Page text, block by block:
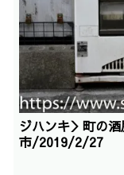
ジハンキ＞町の
市/2019/2/27